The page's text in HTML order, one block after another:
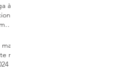
à
na